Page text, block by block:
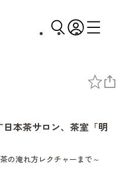
日本茶サロン、茶室「明
の淹れ方レクチャーまで～